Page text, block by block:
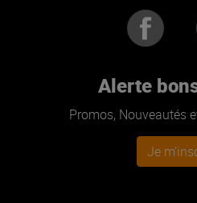
Alerte
Promos, Nouveautés
Je